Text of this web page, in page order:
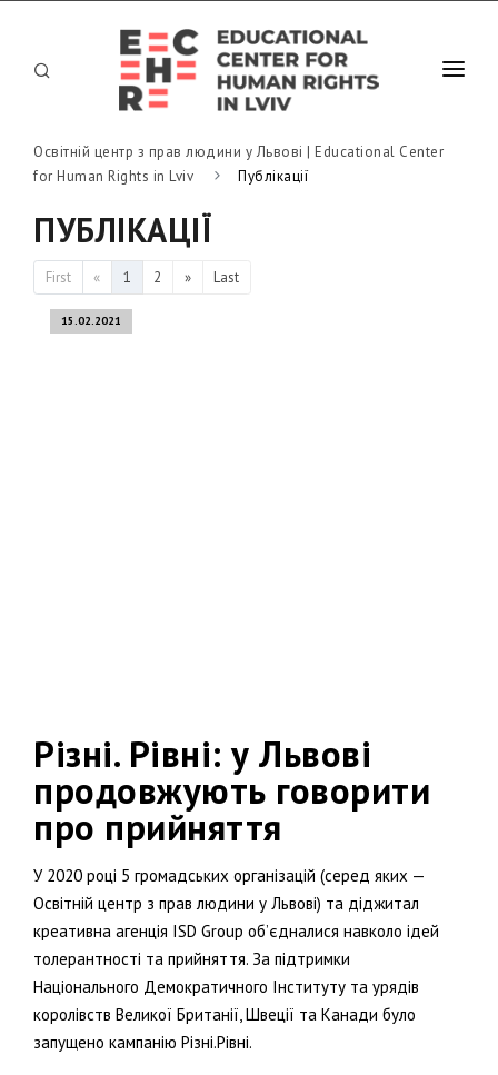
ХТО МИ
Освітній центр з прав людини у Львові | Educational Center
for Human Rights in Lviv
Публікації
ПУБЛІКАЦІЇ
First « 1 2 » Last
15.02.2021
Різні. Рівні: у Львові
продовжують говорити
про прийняття
У 2020 році 5 громадських організацій (серед яких —
Освітній центр з прав людини у Львові) та діджитал
креативна агенція ISD Group об’єдналися навколо ідей
толерантності та прийняття. За підтримки
Національного Демократичного Інституту та урядів
королівств Великої Британії, Швеції та Канади було
запущено кампанію Різні.Рівні.